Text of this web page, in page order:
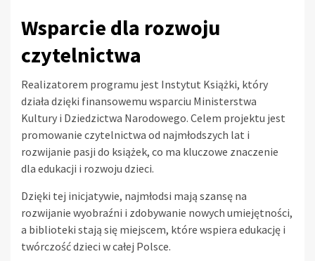
Wsparcie dla rozwoju
czytelnictwa
Realizatorem programu jest Instytut Książki, który
działa dzięki finansowemu wsparciu Ministerstwa
Kultury i Dziedzictwa Narodowego. Celem projektu jest
promowanie czytelnictwa od najmłodszych lat i
rozwijanie pasji do książek, co ma kluczowe znaczenie
dla edukacji i rozwoju dzieci.
Dzięki tej inicjatywie, najmłodsi mają szansę na
rozwijanie wyobraźni i zdobywanie nowych umiejętności,
a biblioteki stają się miejscem, które wspiera edukację i
twórczość dzieci w całej Polsce.